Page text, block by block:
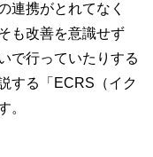
連携がとれてなく
も改善を意識せず
で行っていたりする
する「ECRS（イク
。